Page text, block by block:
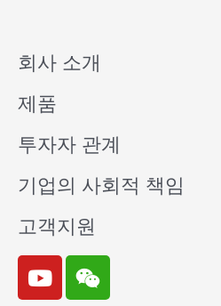
회사 소개
제품
투자자 관계
기업의 사회적 책임
고객지원
Y
o
W
e